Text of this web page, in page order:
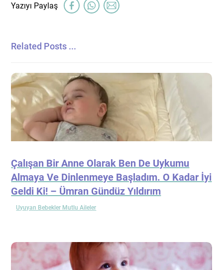
Related Posts ...
Çalışan Bir Anne Olarak Ben De Uykumu
Almaya Ve Dinlenmeye Başladım. O Kadar İyi
Geldi Ki! – Ümran Gündüz Yıldırım
Uyuyan Bebekler Mutlu Aileler